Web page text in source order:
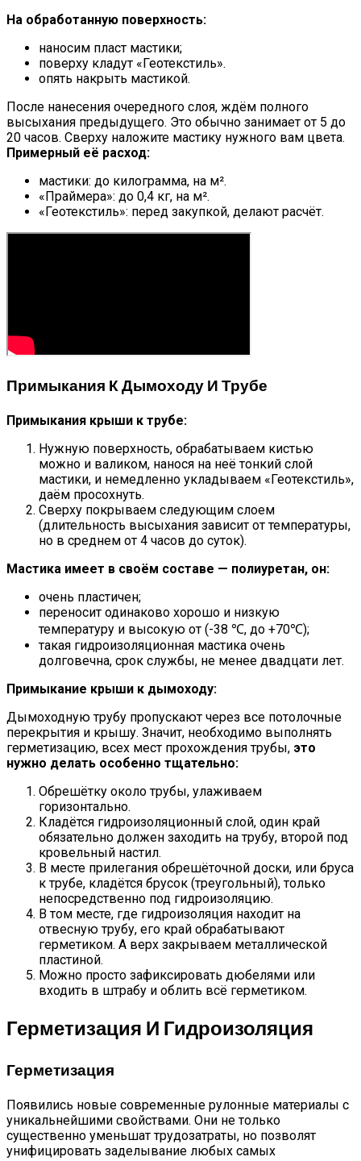
На обработанную поверхность:
наносим пласт мастики;
поверху кладут «Геотекстиль».
опять накрыть мастикой.
После нанесения очередного слоя, ждём полного
высыхания предыдущего. Это обычно занимает от 5 до
20 часов. Сверху наложите мастику нужного вам цвета.
Примерный её расход:
мастики: до килограмма, на м².
«Праймера»: до 0,4 кг, на м².
«Геотекстиль»: перед закупкой, делают расчёт.
Примыкания К Дымоходу И Трубе
Примыкания крыши к трубе:
Нужную поверхность, обрабатываем кистью
можно и валиком, нанося на неё тонкий слой
мастики, и немедленно укладываем «Геотекстиль»,
даём просохнуть.
Сверху покрываем следующим слоем
(длительность высыхания зависит от температуры,
но в среднем от 4 часов до суток).
Мастика имеет в своём составе — полиуретан, он:
очень пластичен;
переносит одинаково хорошо и низкую
температуру и высокую от (-38 ℃, до +70℃);
такая гидроизоляционная мастика очень
долговечна, срок службы, не менее двадцати лет.
Примыкание крыши к дымоходу:
Дымоходную трубу пропускают через все потолочные
перекрытия и крышу. Значит, необходимо выполнять
герметизацию, всех мест прохождения трубы, это
нужно делать особенно тщательно:
Обрешётку около трубы, улаживаем
горизонтально.
Кладётся гидроизоляционный слой, один край
обязательно должен заходить на трубу, второй под
кровельный настил.
В месте прилегания обрешёточной доски, или бруса
к трубе, кладётся брусок (треугольный), только
непосредственно под гидроизоляцию.
В том месте, где гидроизоляция находит на
отвесную трубу, его край обрабатывают
герметиком. А верх закрываем металлической
пластиной.
Можно просто зафиксировать дюбелями или
входить в штрабу и облить всё герметиком.
Герметизация И Гидроизоляция
Герметизация
Появились новые современные рулонные материалы с
уникальнейшими свойствами. Они не только
существенно уменьшат трудозатраты, но позволят
унифицировать заделывание любых самых